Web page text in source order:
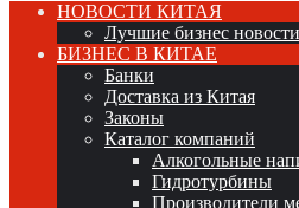
НОВОСТИ КИТАЯ
Лучшие бизнес
БИЗНЕС В КИТАЕ
Банки
Доставка из Китая
Законы
Каталог компаний
Алкогольные
Гидротурбины
Производители